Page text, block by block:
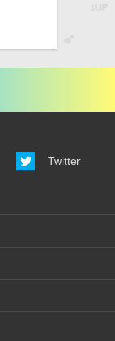
Twitter